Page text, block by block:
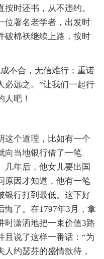
时还书，从不违约。
位著名老学者，出发时
破棉袄继续上路，按时
不合，无信难行；重诺
必远之。”让我们一起行
人吧！
个道理，比如有一个
向当地银行借了一笔
几年后，他女儿要出国
原因才知道，他有一笔
银行打到最低。这下好
悔了。在1797年3月，拿
时潇洒地把一束价值3路
且说了这样一番话：“为
约瑟芬的盛情款待，